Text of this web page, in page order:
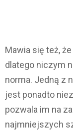
Mawia się też,
dlatego niczym
norma. Jedną z
jest ponadto
pozwala im na
najmniejszych